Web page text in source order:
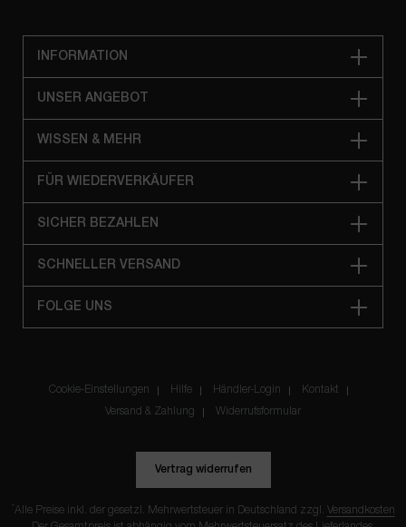
INFORMATION
UNSER ANGEBOT
WISSEN & MEHR
FÜR WIEDERVERKÄUFER
SICHER BEZAHLEN
SCHNELLER VERSAND
FOLGE UNS
Cookie-Einstellungen Hilfe Händler-Login Kontakt
Versand & Zahlung Widerrufsformular
Vertrag widerrufen
Alle Preise inkl. der gesetzl. Mehrwertsteuer in Deutschland zzgl. Versandkosten